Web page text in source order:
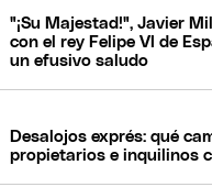
"¡Su Majestad!", Javier
con el rey Felipe VI de
un efusivo saludo
Desalojos exprés: qué
propietarios e inquilinos